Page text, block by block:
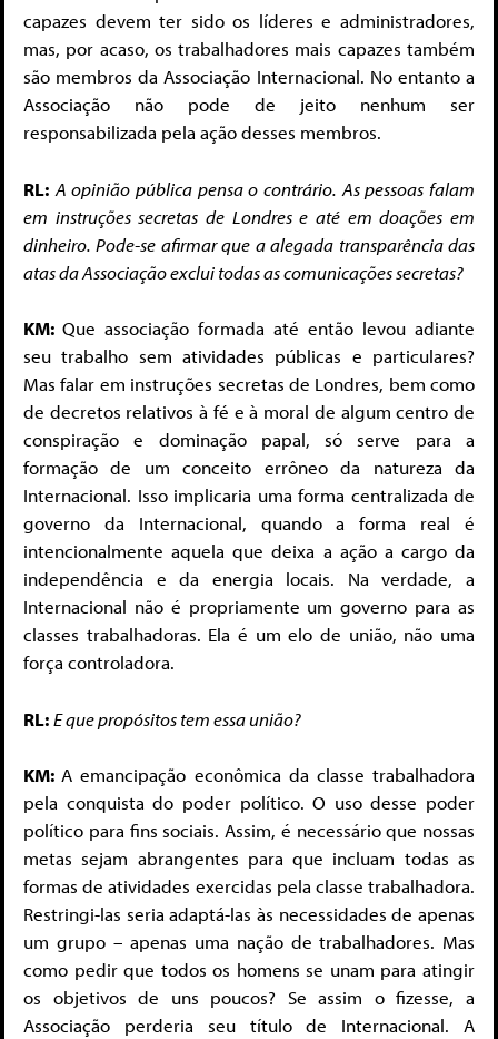
capazes devem ter sido os líderes e administradores,
mas, por acaso, os trabalha­dores mais capazes também
são membros da Associação Internacional. No entanto a
Associação não pode de jeito nenhum ser
responsabilizada pela ação desses membros.
RL: A opinião pública pensa o contrário. As pessoas falam
em instruções secretas de Londres e até em doações em
dinheiro. Pode-se afirmar que a alegada transparência das
atas da Associação exclui todas as comunicações secretas?
KM: Que associação formada até então levou adiante
seu trabalho sem atividades públicas e particulares?
Mas falar em instruções secretas de Londres, bem como
de decretos relativos à fé e à moral de algum centro de
conspiração e dominação papal, só serve para a
formação de um conceito errôneo da natureza da
Internacional. Isso implicaria uma forma centralizada de
governo da Internacional, quando a forma real é
intencionalmente aquela que deixa a ação a cargo da
independência e da energia locais. Na verdade, a
Internacional não é propriamente um governo para as
classes trabalhadoras. Ela é um elo de união, não uma
força controladora.
RL:E que propósitos tem essa união?
KM:A emancipação econômica da classe trabalhadora
pela conquista do poder político. O uso desse poder
político para fins sociais. Assim, é necessário que nossas
metas sejam abrangentes para que incluam todas as
formas de atividades exercidas pela classe trabalhadora.
Restringi-las seria adaptá-las às necessidades de apenas
um grupo – apenas uma nação de trabalhadores. Mas
como pedir que todos os homens se unam para atingir
os objetivos de uns poucos? Se assim o fizesse, a
Associação perderia seu título de Internacional. A